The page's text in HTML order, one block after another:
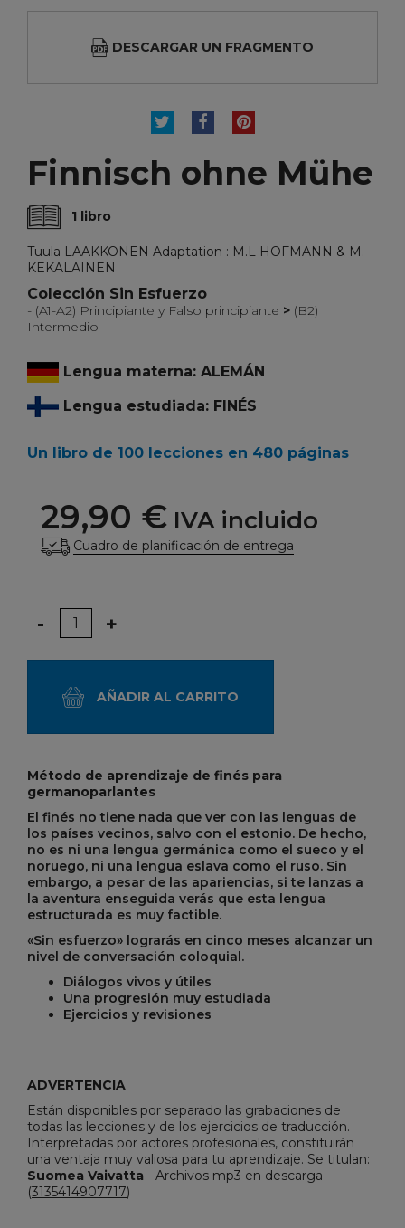
DESCARGAR UN FRAGMENTO
TUITEARCOMPARTIR
PINTEREST
Finnisch ohne Mühe
1 libro
Tuula LAAKKONEN Adaptation : M.L HOFMANN & M.
KEKALAINEN
Colección Sin Esfuerzo
- (A1-A2) Principiante y Falso principiante > (B2)
Intermedio
Lengua materna: ALEMÁN
Lengua estudiada: FINÉS
Un libro de 100 lecciones en 480 páginas
29,90 € IVA incluido
Cuadro de planificación de entrega
Cantidad
- +
AÑADIR AL CARRITO
Método de aprendizaje de finés para
germanoparlantes
El finés no tiene nada que ver con las lenguas de
los países vecinos, salvo con el estonio. De hecho,
no es ni una lengua germánica como el sueco y el
noruego, ni una lengua eslava como el ruso. Sin
embargo, a pesar de las apariencias, si te lanzas a
la aventura enseguida verás que esta lengua
estructurada es muy factible.
«Sin esfuerzo» lograrás en cinco meses alcanzar un
nivel de conversación coloquial.
Diálogos vivos y útiles
Una progresión muy estudiada
Ejercicios y revisiones
ADVERTENCIA
Están disponibles por separado las grabaciones de
todas las lecciones y de los ejercicios de traducción.
Interpretadas por actores profesionales, constituirán
una ventaja muy valiosa para tu aprendizaje. Se titulan:
Suomea Vaivatta - Archivos mp3 en descarga
(3135414907717)